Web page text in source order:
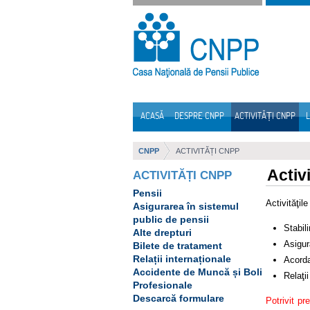
Sari la continut
ACASĂ DESPRE CNPP ACTIVITĂȚI CNPP
CNPP ACTIVITĂȚI CNPP
ACTIVITĂȚI CNPP
Pensii
Asigurarea în sistemul
public de pensii
Alte drepturi
Bilete de tratament
Relații internaționale
Accidente de Muncă și Boli
Profesionale
Descarcă formulare
Activităţile
Potrivit